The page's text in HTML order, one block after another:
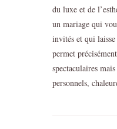
du luxe et de
un mariage qui
invités et qui
permet
spectaculaires
personnels,